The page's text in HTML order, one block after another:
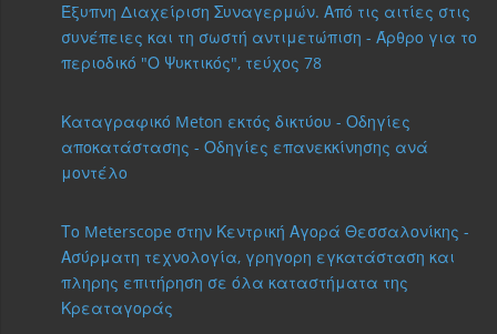
Έξυπνη Διαχείριση Συναγερμών. Από τις αιτίες στις
συνέπειες και τη σωστή αντιμετώπιση - Άρθρο για το
περιοδικό "Ο Ψυκτικός", τεύχος 78
Καταγραφικό Meton εκτός δικτύου - Οδηγίες
αποκατάστασης - Οδηγίες επανεκκίνησης ανά
μοντέλο
Το Meterscope στην Κεντρική Αγορά Θεσσαλονίκης -
Ασύρματη τεχνολογία, γρηγορη εγκατάσταση και
πληρης επιτήρηση σε όλα καταστήματα της
Κρεαταγοράς